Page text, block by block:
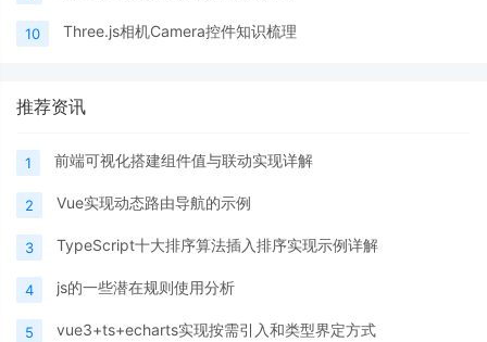
10 Three.js相机Camera控件知识梳理
推荐资讯
1 前端可视化搭建组件值与联动实现详解
2 Vue实现动态路由导航的示例
3 TypeScript十大排序算法插入排序实现示例详解
4 js的一些潜在规则使用分析
5 vue3+ts+echarts实现按需引入和类型界定方式